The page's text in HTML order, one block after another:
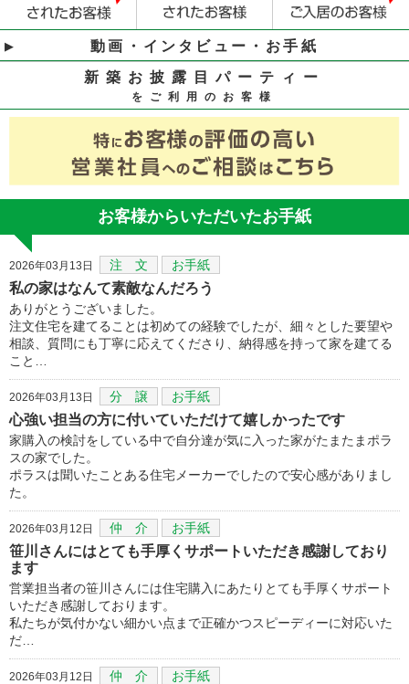
動画・インタビュー・お手紙
新築お披露目パーティー
をご利用のお客様
お客様からいただいたお手紙
2026年03月13日 注 文 お手紙
私の家はなんて素敵なんだろう
ありがとうございました。
注文住宅を建てることは初めての経験でしたが、細々とした要望や
相談、質問にも丁寧に応えてくださり、納得感を持って家を建てる
こと…
2026年03月13日 分 譲 お手紙
心強い担当の方に付いていただけて嬉しかったです
家購入の検討をしている中で自分達が気に入った家がたまたまポラ
スの家でした。
ポラスは聞いたことある住宅メーカーでしたので安心感がありまし
た。
2026年03月12日 仲 介 お手紙
笹川さんにはとても手厚くサポートいただき感謝しており
ます
営業担当者の笹川さんには住宅購入にあたりとても手厚くサポート
いただき感謝しております。
私たちが気付かない細かい点まで正確かつスピーディーに対応いた
だ…
2026年03月12日 仲 介 お手紙